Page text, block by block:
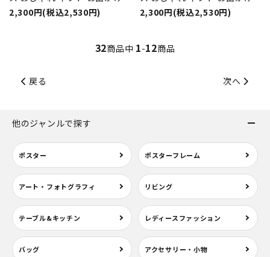
2,300円(税込2,530円)
2,300円(税込2,530円)
32商品中 1-12商品
戻る 次へ
他のジャンルで探す
ポスター ポスターフレーム
アート・フォトグラフィ リビング
テーブル&キッチン レディースファッション
バッグ アクセサリー・小物